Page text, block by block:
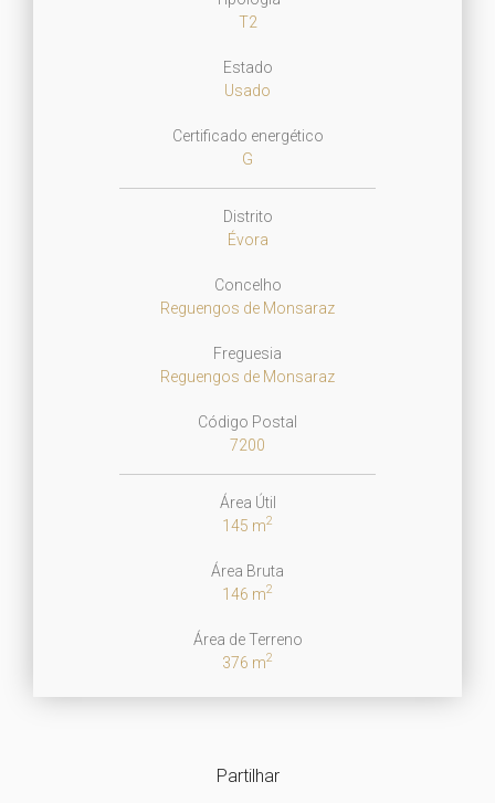
T2
Estado
Usado
Certificado energético
G
Distrito
Évora
Concelho
Reguengos de Monsaraz
Freguesia
Reguengos de Monsaraz
Código Postal
7200
Área Útil
145 m2
Área Bruta
146 m2
Área de Terreno
376 m2
Partilhar